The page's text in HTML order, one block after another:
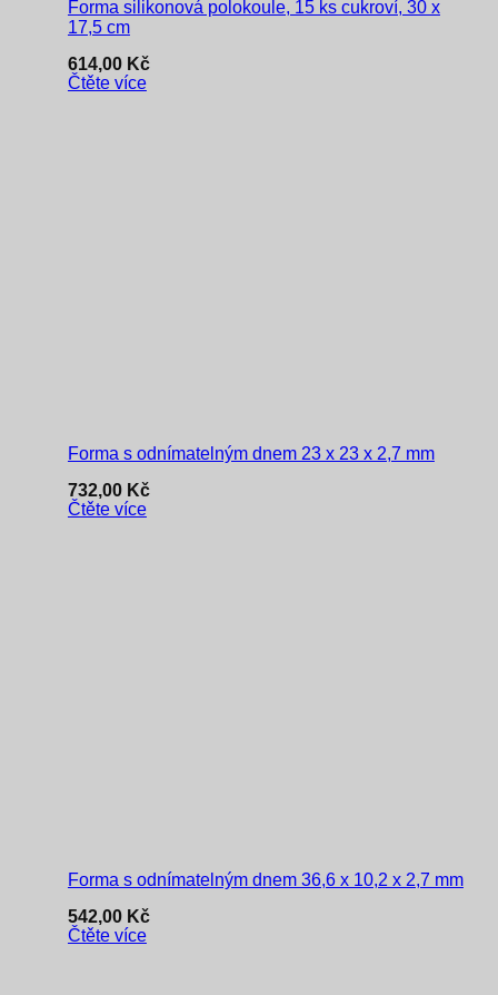
Forma silikonová polokoule, 15 ks cukroví, 30 x
17,5 cm
614,00 Kč
Čtěte více
Forma s odnímatelným dnem 23 x 23 x 2,7 mm
732,00 Kč
Čtěte více
Forma s odnímatelným dnem 36,6 x 10,2 x 2,7 mm
542,00 Kč
Čtěte více